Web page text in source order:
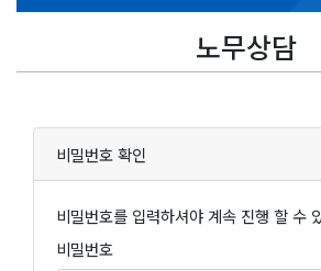
노무상담
비밀번호 확인
비밀번호를 입력하셔야 계속 진행 할 수
비밀번호